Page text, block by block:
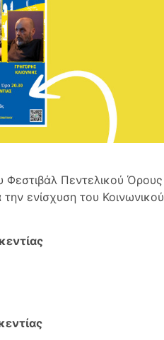
Πεντελικού Όρους
ενίσχυση του Κοινωνικού